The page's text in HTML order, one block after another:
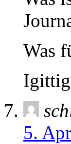
Was
5.